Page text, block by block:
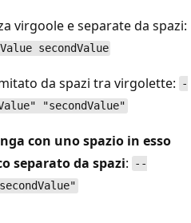
virgoole e separate da spazi:
secondValue
da spazi tra virgolette:
-
"secondValue"
con uno spazio in esso
separato da spazi:
--